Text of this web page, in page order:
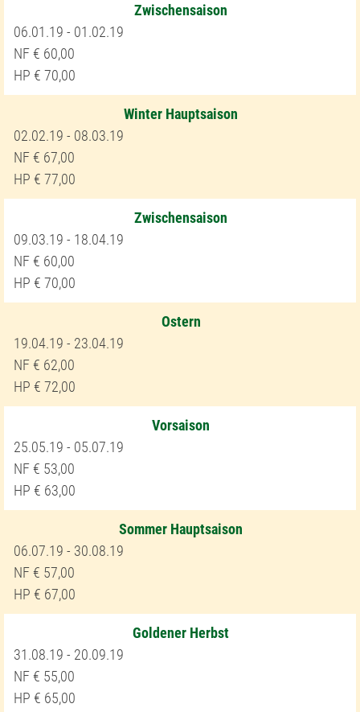
Zwischensaison
06.01.19 - 01.02.19
60,00
70,00
Winter Hauptsaison
02.02.19 - 08.03.19
67,00
77,00
Zwischensaison
09.03.19 - 18.04.19
60,00
70,00
Ostern
19.04.19 - 23.04.19
62,00
72,00
Vorsaison
25.05.19 - 05.07.19
53,00
63,00
Sommer Hauptsaison
06.07.19 - 30.08.19
57,00
67,00
Goldener Herbst
31.08.19 - 20.09.19
55,00
65,00